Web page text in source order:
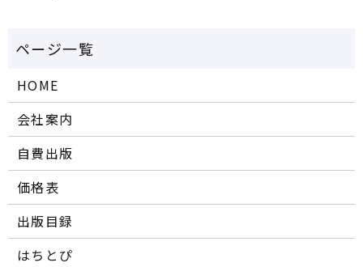
HOME
会社案内
自費出版
価格表
出版目録
はちとぴ